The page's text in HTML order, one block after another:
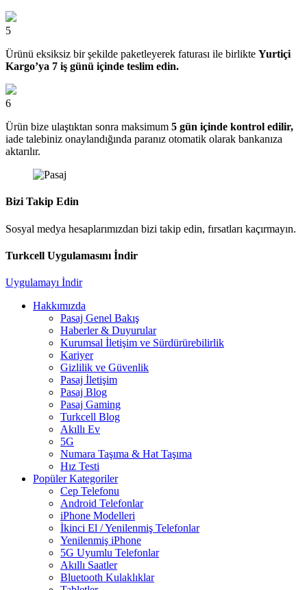
5
Ürünü eksiksiz bir şekilde paketleyerek faturası ile birlikte Yurtiçi
Kargo’ya 7 iş günü içinde teslim edin.
6
Ürün bize ulaştıktan sonra maksimum 5 gün içinde kontrol edilir,
iade talebiniz onaylandığında paranız otomatik olarak bankanıza
aktarılır.
Bizi Takip Edin
Sosyal medya hesaplarımızdan bizi takip edin, fırsatları kaçırmayın.
Turkcell Uygulamasını İndir
Uygulamayı İndir
Hakkımızda
Pasaj Genel Bakış
Haberler & Duyurular
Kurumsal İletişim ve Sürdürürebilirlik
Kariyer
Gizlilik ve Güvenlik
Pasaj İletişim
Pasaj Blog
Pasaj Gaming
Turkcell Blog
Akıllı Ev
5G
Numara Taşıma & Hat Taşıma
Hız Testi
Popüler Kategoriler
Cep Telefonu
Android Telefonlar
iPhone Modelleri
İkinci El / Yenilenmiş Telefonlar
Yenilenmiş iPhone
5G Uyumlu Telefonlar
Akıllı Saatler
Bluetooth Kulaklıklar